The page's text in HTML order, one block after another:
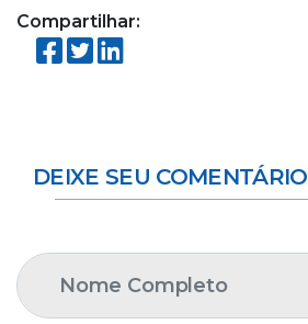
Compartilhar:
DEIXE SEU COMENTÁRIO